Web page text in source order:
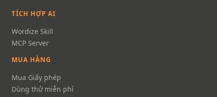
TÍCH HỢP AI
Wordize Skill
MCP Server
MUA HÀNG
Mua Giấy phép
Dùng thử miễn phí